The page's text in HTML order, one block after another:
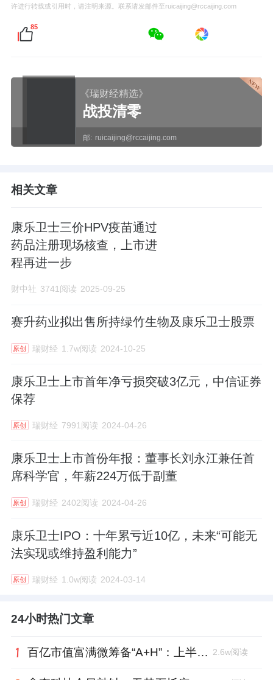
许进行转载或引用时，请注明来源。联系请发邮件至ruicaijing@rccaijing.com
85
《瑞财经精选》
战投清零
邮: ruicaijing@rccaijing.com
相关文章
康乐卫士三价HPV疫苗通过
药品注册现场核查，上市进
程再进一步
财中社 3741阅读 2025-09-25
赛升药业拟出售所持绿竹生物及康乐卫士股票
原创 瑞财经 1.7w阅读 2024-10-25
康乐卫士上市首年净亏损突破3亿元，中信证券
保荐
原创 瑞财经 7991阅读 2024-04-26
康乐卫士上市首份年报：董事长刘永江兼任首
席科学官，年薪224万低于副董
原创 瑞财经 2402阅读 2024-04-26
康乐卫士IPO：十年累亏近10亿，未来“可能无
法实现或维持盈利能力”
原创 瑞财经 1.0w阅读 2024-03-14
24小时热门文章
百亿市值富满微筹备“A+H”：上半年净利大增353%，99年董秘、01年证代上位 2.6w阅读